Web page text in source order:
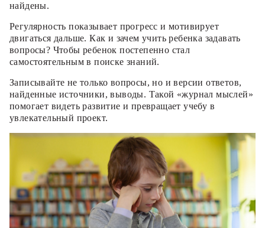
найдены.
Регулярность показывает прогресс и мотивирует
двигаться дальше. Как и зачем учить ребенка задавать
вопросы? Чтобы ребенок постепенно стал
самостоятельным в поиске знаний.
Записывайте не только вопросы, но и версии ответов,
найденные источники, выводы. Такой «журнал мыслей»
помогает видеть развитие и превращает учебу в
увлекательный проект.